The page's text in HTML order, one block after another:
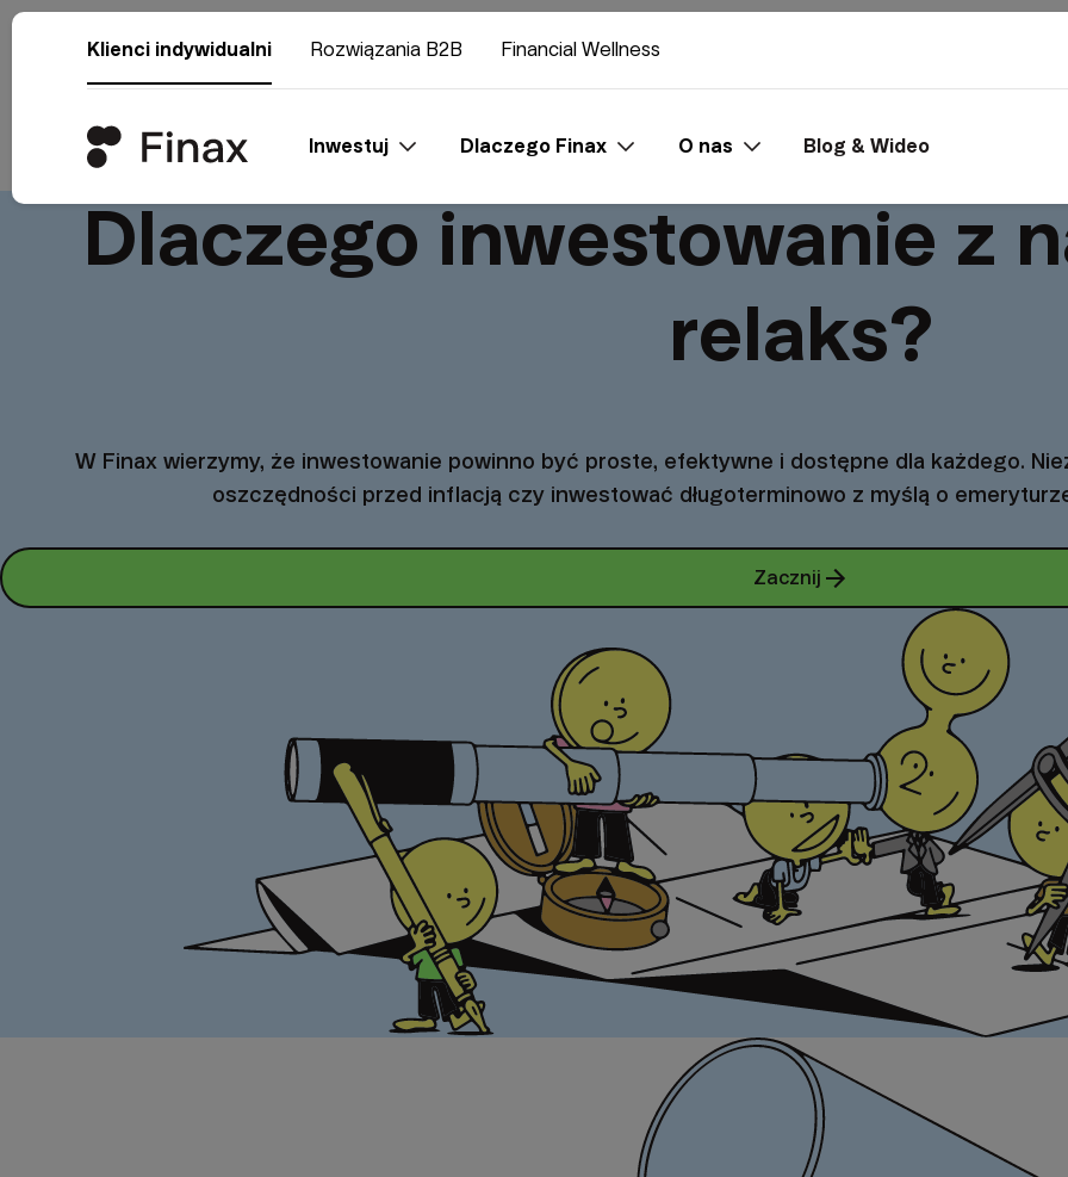
Klienci indywidualni Rozwiązania B2B Financial Wellness
Inwestuj Dlaczego Finax O nas Blog & Wideo
Dlaczego inwestowanie z
relaks?
W Finax wierzymy, że inwestowanie powinno być proste, efektywne i dostępne dla każdego.
oszczędności przed inflacją czy inwestować długoterminowo z myślą o
Zacznij